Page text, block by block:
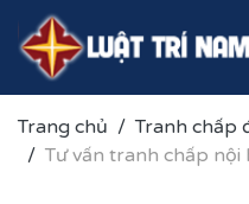
Trang chủ
Tranh chấp
Tư vấn tranh chấp nội